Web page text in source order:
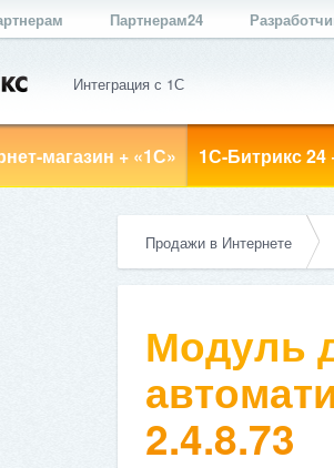
Партнерам24
Интеграция с 1С
магазин + «1С» 1С-Битрикс 24
Продажи в Интернете
Модуль
2.4.8.73